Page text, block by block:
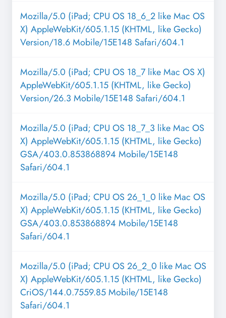
Mozilla/5.0 (iPad; CPU OS 18_6_2 like Mac OS
X) AppleWebKit/605.1.15 (KHTML, like Gecko)
Version/18.6 Mobile/15E148 Safari/604.1
Mozilla/5.0 (iPad; CPU OS 18_7 like Mac OS X)
AppleWebKit/605.1.15 (KHTML, like Gecko)
Version/26.3 Mobile/15E148 Safari/604.1
Mozilla/5.0 (iPad; CPU OS 18_7_3 like Mac OS
X) AppleWebKit/605.1.15 (KHTML, like Gecko)
GSA/403.0.853868894 Mobile/15E148
Safari/604.1
Mozilla/5.0 (iPad; CPU OS 26_1_0 like Mac OS
X) AppleWebKit/605.1.15 (KHTML, like Gecko)
GSA/403.0.853868894 Mobile/15E148
Safari/604.1
Mozilla/5.0 (iPad; CPU OS 26_2_0 like Mac OS
X) AppleWebKit/605.1.15 (KHTML, like Gecko)
CriOS/144.0.7559.85 Mobile/15E148
Safari/604.1